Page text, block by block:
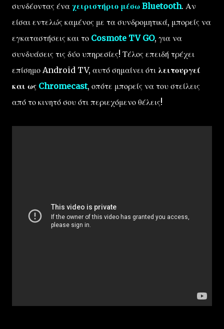
συνδέοντας ένα χειριστήριο μέσω Bluetooth. Αν
είσαι εντελώς καμένος με τα συνδρομητικά, μπορείς να
εγκαταστήσεις και το Cosmote TV GO, για να
συνδυάσεις τις δύο υπηρεσίες! Τέλος επειδή τρέχει
επίσημο Android TV, αυτό σημαίνει ότι λειτουργεί
και ως Chromecast, οπότε μπορείς να του στείλεις
από το κινητό σου ότι περιεχόμενο θέλεις!